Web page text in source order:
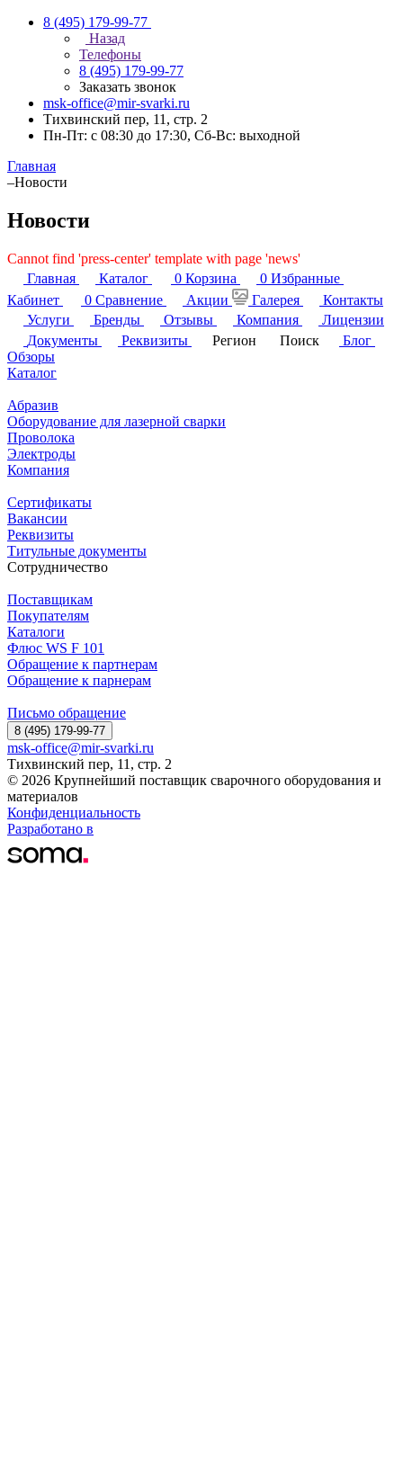
8 (495) 179-99-77
Назад
Телефоны
8 (495) 179-99-77
Заказать звонок
msk-office@mir-svarki.ru
Тихвинский пер, 11, стр. 2
Пн-Пт: с 08:30 до 17:30, Сб-Вс: выходной
Главная
–Новости
Новости
Cannot find 'press-center' template with page 'news'
Главная
Каталог 0 Корзина 0 Избранные
Кабинет
0 Сравнение Акции Галерея
Контакты
Услуги
Бренды Отзывы Компания
Лицензии
Документы
Реквизиты Регион Поиск
Блог
Обзоры
Каталог
Абразив
Оборудование для лазерной сварки
Проволока
Электроды
Компания
Сертификаты
Вакансии
Реквизиты
Титульные документы
Сотрудничество
Поставщикам
Покупателям
Каталоги
Флюс WS F 101
Обращение к партнерам
Обращение к парнерам
Письмо обращение
8 (495) 179-99-77
msk-office@mir-svarki.ru
Тихвинский пер, 11, стр. 2
© 2026 Крупнейший поставщик сварочного оборудования и
материалов
Конфиденциальность
Разработано в